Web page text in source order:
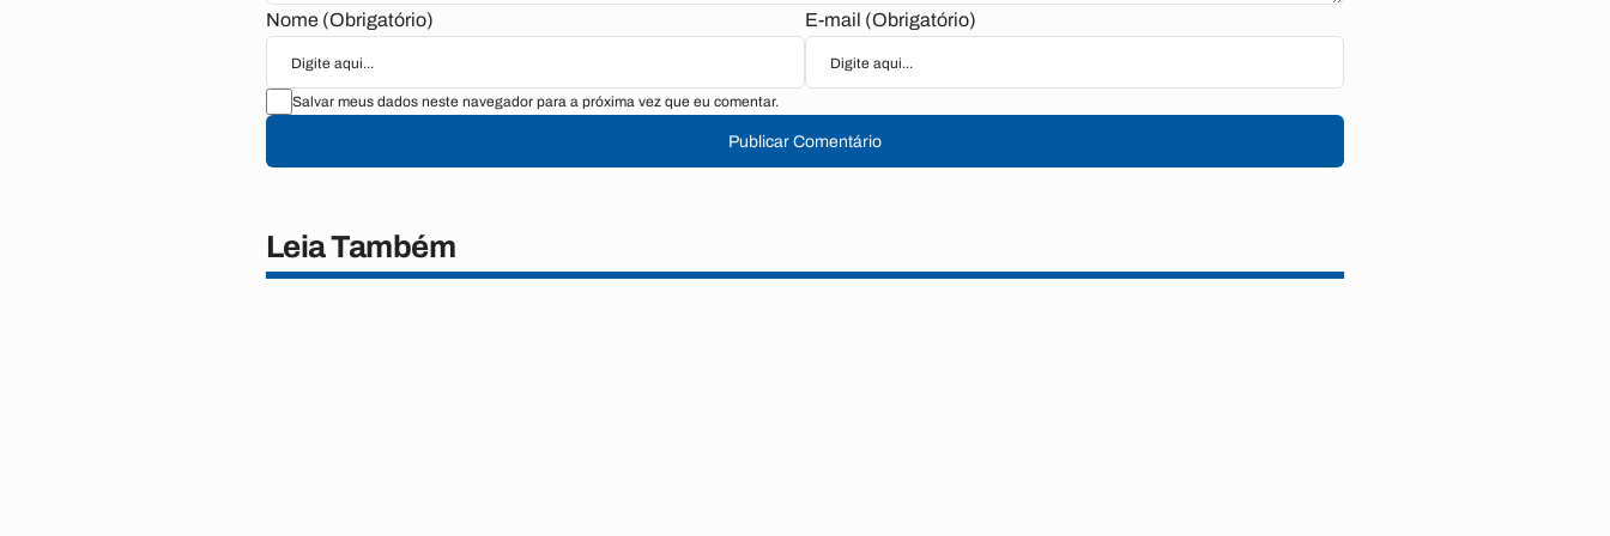
Nome (Obrigatório) E-mail (Obrigatório)
Salvar meus dados neste navegador para a próxima vez que eu comentar.
Publicar Comentário
Leia Também